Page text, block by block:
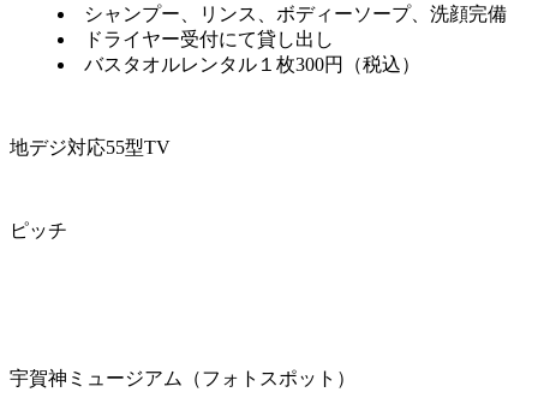
シャンプー、リンス、ボディーソープ、洗顔完備
ドライヤー受付にて貸し出し
バスタオルレンタル１枚300円（税込）
地デジ対応55型TV
ピッチ
宇賀神ミュージアム（フォトスポット）